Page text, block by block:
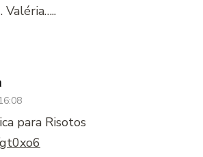
Valéria…..
para Risotos